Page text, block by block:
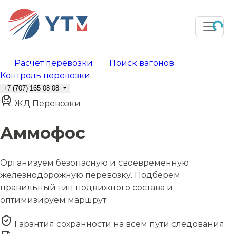
Расчет перевозки
Поиск вагонов
Контроль перевозки
+7 (707) 165 08 08
ЖД Перевозки
Аммофос
Организуем безопасную и своевременную
железнодорожную перевозку. Подберём
правильный тип подвижного состава и
оптимизируем маршрут.
Гарантия сохранности на всём пути следования